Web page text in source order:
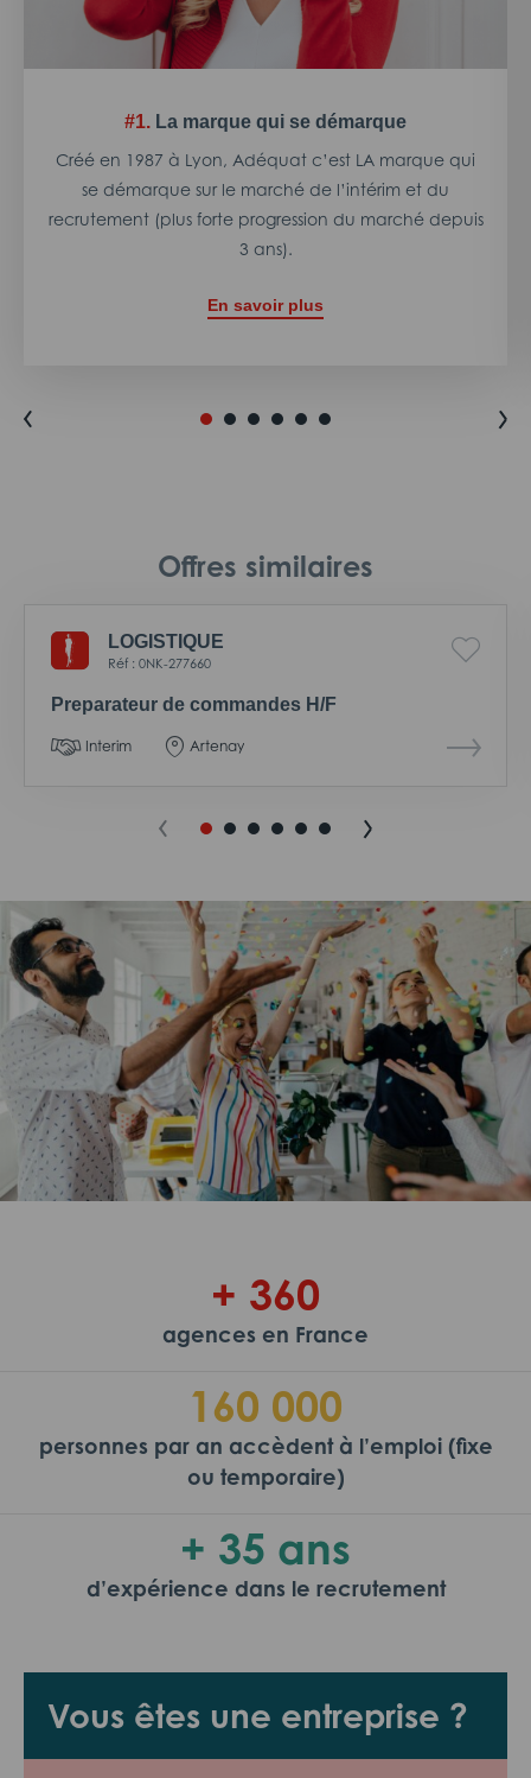
#1. La marque qui se démarque
Créé en 1987 à Lyon, Adéquat c’est LA marque qui
se démarque sur le marché de l’intérim et du
recrutement (plus forte progression du marché depuis
3 ans).
En savoir plus
Offres similaires
LOGISTIQUE
Réf : 0NK-277660
Preparateur de commandes H/F
Interim Artenay
Vous êtes une entreprise ?
+ 360
agences en France
160 000
personnes par an accèdent à l’emploi (fixe
ou temporaire)
+ 35 ans
d’expérience dans le recrutement